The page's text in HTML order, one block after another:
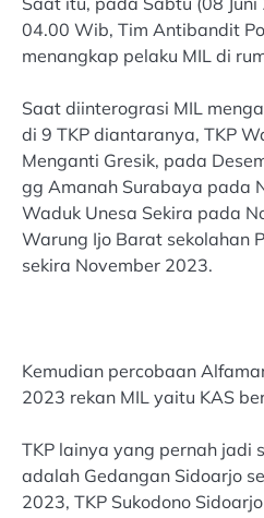
04.00 Wib, Tim Antibandit
menangkap pelaku MIL di
Saat diinterograsi MIL
di 9 TKP diantaranya, TKP
Menganti Gresik, pada
gg Amanah Surabaya pada
Waduk Unesa Sekira pada
Warung Ijo Barat sekolahan
sekira November 2023.
Kemudian percobaan
2023 rekan MIL yaitu KAS
TKP lainya yang pernah jadi
adalah Gedangan Sidoarjo
2023, TKP Sukodono